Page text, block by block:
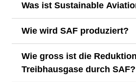
Was ist Sustainable
Wie wird SAF produziert?
Wie gross ist die
Treibhausgase durch SAF?